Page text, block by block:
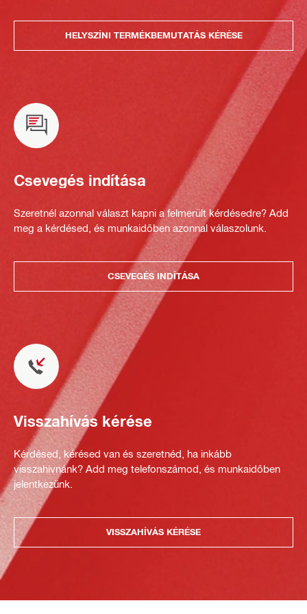
HELYSZÍNI TERMÉKBEMUTATÁS KÉRÉSE
Csevegés indítása
Szeretnél azonnal választ kapni a felmerült kérdésedre? Add
meg a kérdésed, és munkaidőben azonnal válaszolunk.
CSEVEGÉS INDÍTÁSA
Visszahívás kérése
Kérdésed, kérésed van és szeretnéd, ha inkább
visszahívnánk? Add meg telefonszámod, és munkaidőben
jelentkezünk.
VISSZAHÍVÁS KÉRÉSE